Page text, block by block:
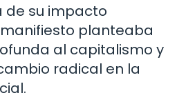
de su impacto
planteaba
al capitalismo y
radical en la